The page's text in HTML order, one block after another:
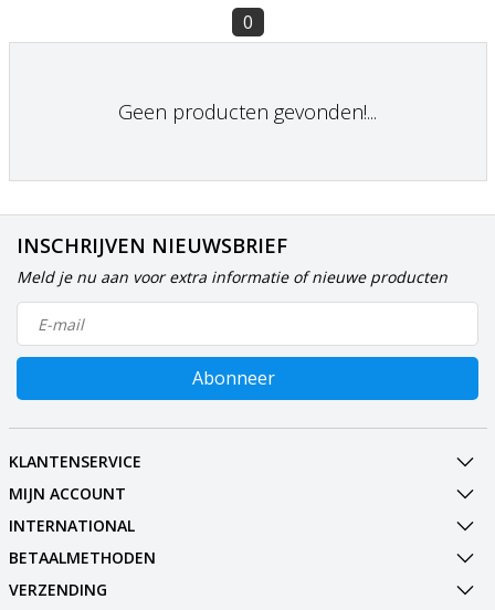
0
Geen producten gevonden!...
INSCHRIJVEN NIEUWSBRIEF
Meld je nu aan voor extra informatie of nieuwe producten
Abonneer
KLANTENSERVICE
MIJN ACCOUNT
INTERNATIONAL
BETAALMETHODEN
VERZENDING